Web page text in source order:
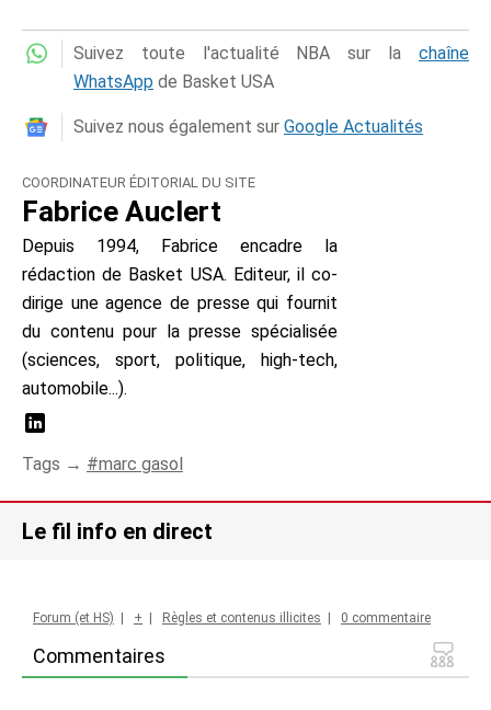
Suivez toute l'actualité NBA sur la chaîne
WhatsApp de Basket USA
Suivez nous également sur Google Actualités
COORDINATEUR ÉDITORIAL DU SITE
Fabrice Auclert
Depuis 1994, Fabrice encadre la
rédaction de Basket USA. Editeur, il co-
dirige une agence de presse qui fournit
du contenu pour la presse spécialisée
(sciences, sport, politique, high-tech,
automobile...).
Tags → marc gasol
Le fil info en direct
Commentaires
Forum (et HS) + Règles et contenus illicites 0 commentaire